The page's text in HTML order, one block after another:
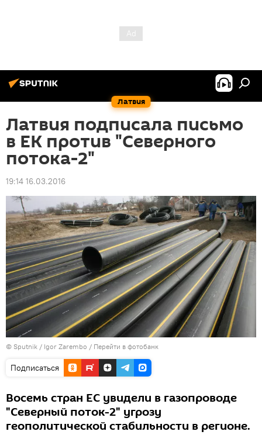
Латвия
Латвия подписала письмо
в ЕК против "Северного
потока-2"
19:14 16.03.2016
© Sputnik / Igor Zarembo / Перейти в фотобанк
Подписаться
Восемь стран ЕС увидели в газопроводе
"Северный поток-2" угрозу
геополитической стабильности в регионе.